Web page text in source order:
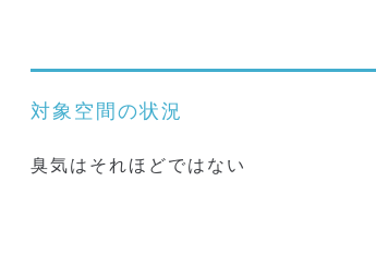
対象空間の状況
臭気はそれほどではない